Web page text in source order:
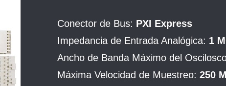
Conector de Bus: PXI Express
Impedancia de Entrada Analógica: 1
Ancho de Banda Máximo del
Máxima Velocidad de Muestreo:250